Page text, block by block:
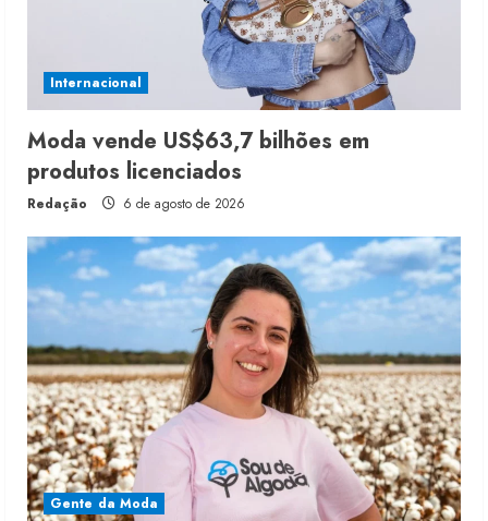
Internacional
Moda vende US$63,7 bilhões em
produtos licenciados
Redação 6 de agosto de 2026
Gente da Moda